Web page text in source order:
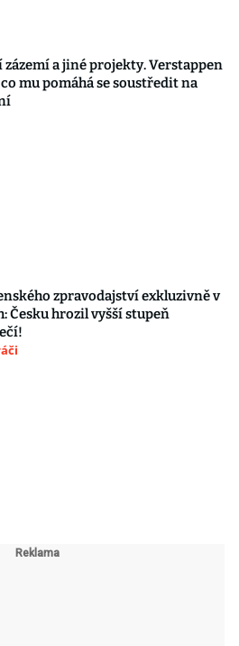
zázemí a jiné projekty. Verstappen
mu pomáhá se soustředit na
zpravodajství exkluzivně v
Česku hrozil vyšší stupeň